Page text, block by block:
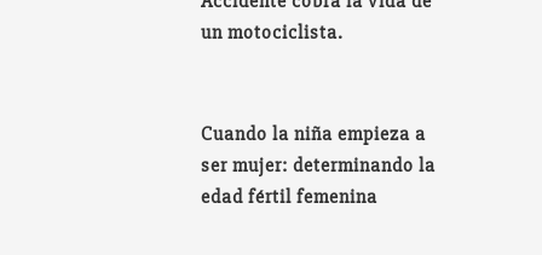
un motociclista.
Cuando la niña empieza a
ser mujer: determinando la
edad fértil femenina